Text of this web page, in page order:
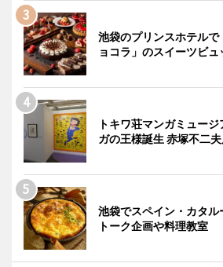
池袋のプリンスホテル
ョコラ」のスイーツビュ
トキワ荘マンガミュー
ガの王様誕生 赤塚不二夫
池袋でスペイン・カタ
トーク企画や料理教室